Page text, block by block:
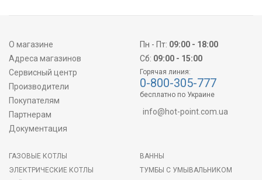
О магазине
Адреса магазинов
Сервисный центр
Производители
Покупателям
Партнерам
Документация
Пн - Пт: 09:00 - 18:00
Сб: 09:00 - 15:00
Горячая линия:
0-800-305-777
бесплатно по Украине
info@hot-point.com.ua
ГАЗОВЫЕ КОТЛЫ
ЭЛЕКТРИЧЕСКИЕ КОТЛЫ
ВАННЫ
ТУМБЫ С УМЫВАЛЬНИКОМ